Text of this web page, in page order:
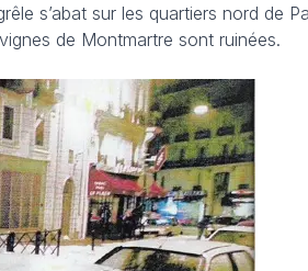
s’abat sur les quartiers nord de
de Montmartre sont ruinées.